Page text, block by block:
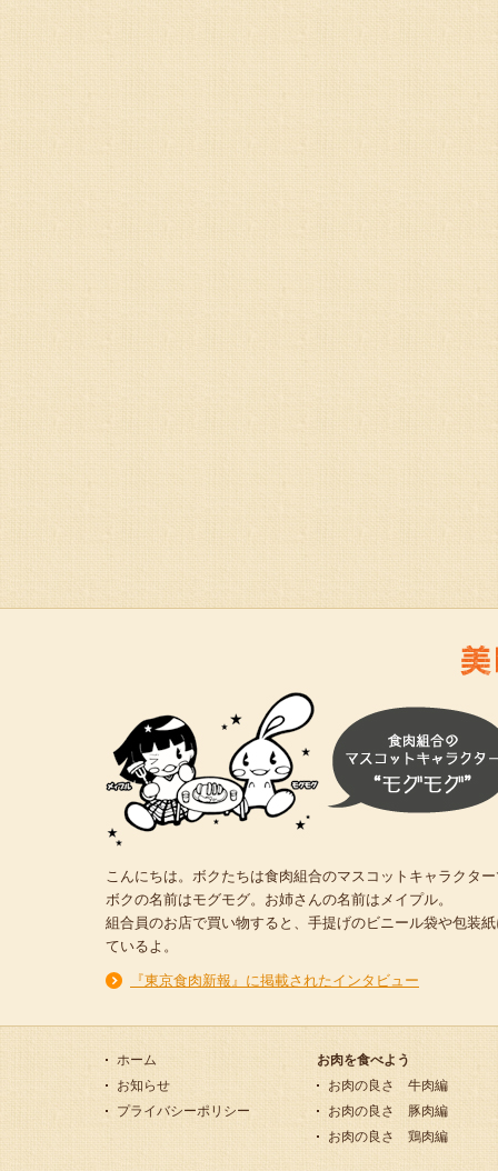
こんにちは。ボクたちは食肉組合のマスコットキャラクタ
ボクの名前はモグモグ。お姉さんの名前はメイプル。
組合員のお店で買い物すると、手提げのビニール袋や包装
ているよ。
『東京食肉新報』に掲載されたインタビュー
ホーム
お知らせ
プライバシーポリシー
お肉を食べよう
お肉の良さ 牛肉編
お肉の良さ 豚肉編
お肉の良さ 鶏肉編